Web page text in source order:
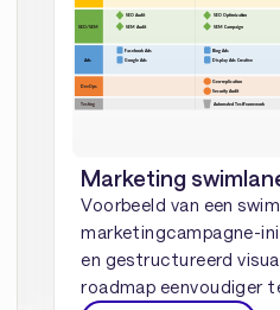
Marketing
Voorbeeld van een
marketingcampagne-
en gestructureerd
roadmap eenvoudiger